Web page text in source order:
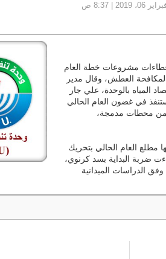
مشروعات خطة العام
لمكافحة العطش، وقال مدير
المياه بالوحدة، علي جار
في غضون العام الحالي
محطات مدمجة،
مطلع العام الحالي بتحريك
ضربة البداية بسد كرنوي،
الدراسات الميدانية